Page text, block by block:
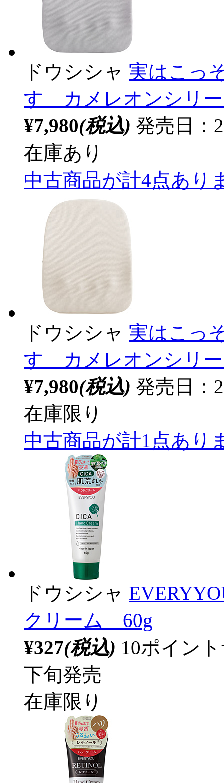
ドウシシャ 実はこっ
す カメレオンシリー
¥7,980(税込) 発売日：
在庫あり
中古商品が計4点あり
ドウシシャ 実はこっ
す カメレオンシリー
¥7,980(税込) 発売日：
在庫限り
中古商品が計1点あり
ドウシシャ
クリーム 60g
¥327(税込) 10ポイン
下旬発売
在庫限り